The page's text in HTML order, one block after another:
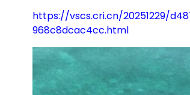
https://vscs.cri.cn/20251229/
968c8dcac4cc.html